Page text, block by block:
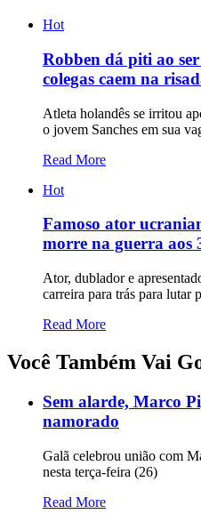
Hot
Robben dá piti ao
colegas caem na
Atleta holandês se irritou
o jovem Sanches em sua
Read More
Hot
Famoso ator
morre na guerra aos
Ator, dublador e
carreira para trás para lutar
Read More
Você Também Vai
Sem alarde, Marco
namorado
Galã celebrou união com
nesta terça-feira (26)
Read More